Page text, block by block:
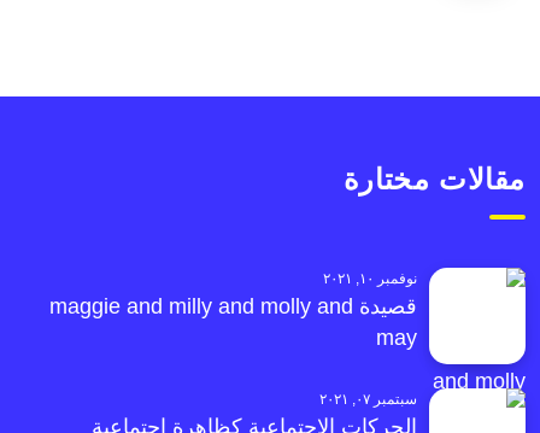
مقالات مختارة
نوفمبر ١٠, ٢٠٢١
قصيدة maggie and milly and molly and
may
سبتمبر ٠٧, ٢٠٢١
الحركات الاجتماعية كظاهرة اجتماعية